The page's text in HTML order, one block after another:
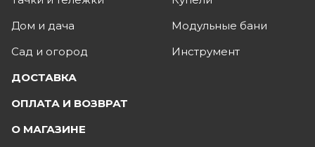
Дом и дача
Сад и огород
Модульные бани
Инструмент
ДОСТАВКА
ОПЛАТА И ВОЗВРАТ
О МАГАЗИНЕ